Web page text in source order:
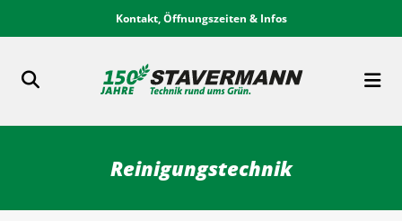
Kontakt, Öffnungszeiten & Infos
Reinigungstechnik